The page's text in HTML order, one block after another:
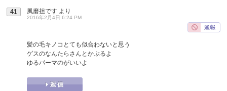
41 風磨担です より
2016年2月4日 6:24 PM
髪の毛キノコとても似合わないと思う
ゲスのなんたらさんとかぶるよ
ゆるパーマのがいいよ